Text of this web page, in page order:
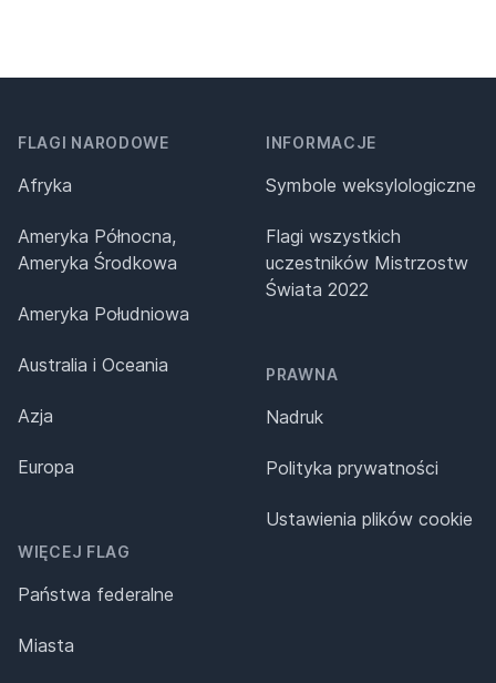
FLAGI NARODOWE
Afryka
Ameryka Północna,
Ameryka Środkowa
Ameryka Południowa
Australia i Oceania
Azja
Europa
WIĘCEJ FLAG
Państwa federalne
Miasta
INFORMACJE
Symbole weksylologiczne
Flagi wszystkich
uczestników Mistrzostw
Świata 2022
PRAWNA
Nadruk
Polityka prywatności
Ustawienia plików cookie